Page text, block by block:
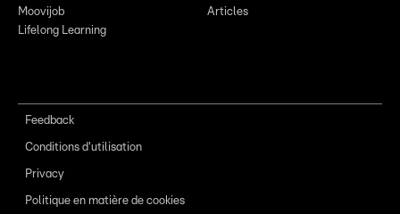
Moovijob
Lifelong Learning
Articles
Feedback
Conditions d'utilisation
Privacy
Politique en matière de cookies